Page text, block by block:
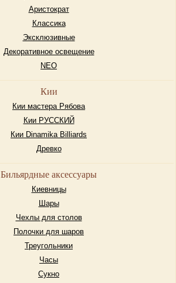
Аристократ
Классика
Эксклюзивные
Декоративное освещение
NEO
Кии
Кии мастера Рябова
Кии РУССКИЙ
Кии Dinamika Billiards
Древко
Бильярдные аксессуары
Киевницы
Шары
Чехлы для столов
Полочки для шаров
Треугольники
Часы
Сукно